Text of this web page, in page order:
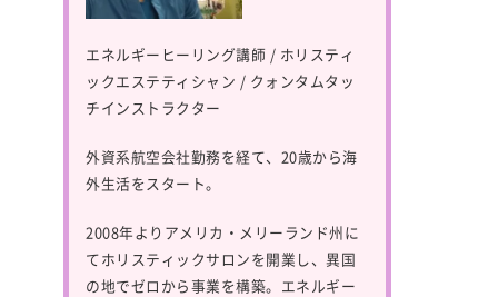
エネルギーヒーリング講師 / ホリスティ
ックエステティシャン / クォンタムタッ
チインストラクター
外資系航空会社勤務を経て、20歳から海
外生活をスタート。
2008年よりアメリカ・メリーランド州に
てホリスティックサロンを開業し、異国
の地でゼロから事業を構築。エネルギー